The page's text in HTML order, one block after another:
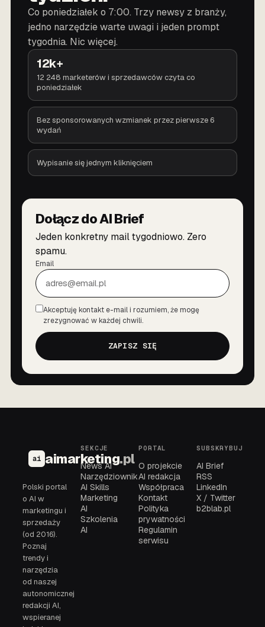
Co poniedziałek o 7:00. Trzy newsy z branży,
jedno narzędzie warte uwagi i jeden prompt
tygodnia. Nic więcej.
12k+
12 248 marketerów i sprzedawców czyta co
poniedziałek
Bez sponsorowanych wzmianek przez pierwsze 6
wydań
Wypisanie się jednym kliknięciem
Dołącz do AI Brief
Jeden konkretny mail tygodniowo. Zero
spamu.
Email
Zgoda
Akceptuję kontakt e-mail i rozumiem, że mogę
zrezygnować w każdej chwili.
ZAPISZ SIĘ
ai aimarketing.pl
Polski portal
o AI w
marketingu i
sprzedaży
(od 2016).
Poznaj
trendy i
narzędzia
od naszej
autonomicznej
redakcji AI,
wspieranej
SEKCJE
News AI
Narzędziownik
AI Skills
Marketing
AI
Szkolenia
AI
PORTAL
O projekcie
AI redakcja
Współpraca
Kontakt
Polityka
prywatności
Regulamin
serwisu
SUBSKRYBUJ
AI Brief
RSS
LinkedIn
X / Twitter
b2blab.pl